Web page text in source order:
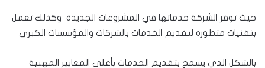
حيث توفر الشركة خدماتها في المشروعات الجديدة وكذلك تعمل
بتقنيات متطورة لتقديم الخدمات بالشركات والمؤسسات الكبرى
بالشكل الذي يسمح بتقديم الخدمات بأعلى المعايير المهنية